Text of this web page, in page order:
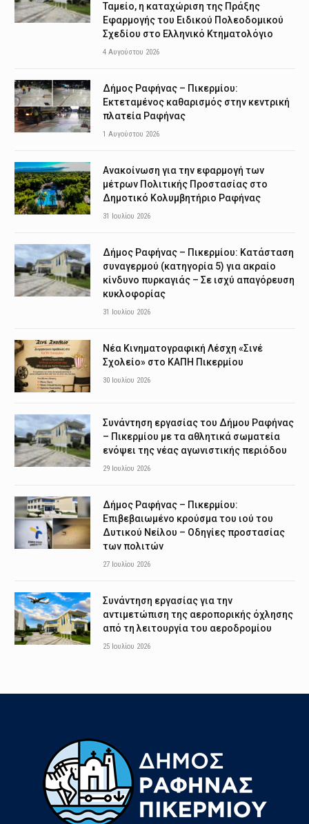
Ταμείο, η καταχώριση της Πράξης
Εφαρμογής του Ειδικού Πολεοδομικού
Σχεδίου στο Ελληνικό Κτηματολόγιο
4 Αυγούστου 2026
Δήμος Ραφήνας – Πικερμίου:
Εκτεταμένος καθαρισμός στην κεντρική
πλατεία Ραφήνας
1 Αυγούστου 2026
Ανακοίνωση για την εφαρμογή των
μέτρων Πολιτικής Προστασίας στο
Δημοτικό Κολυμβητήριο Ραφήνας
31 Ιουλίου 2026
Δήμος Ραφήνας – Πικερμίου: Κατάσταση
συναγερμού (κατηγορία 5) για ακραίο
κίνδυνο πυρκαγιάς – Σε ισχύ απαγόρευση
κυκλοφορίας
31 Ιουλίου 2026
Νέα Κινηματογραφική Λέσχη «Σινέ
Σχολείο» στο ΚΑΠΗ Πικερμίου
30 Ιουλίου 2026
Συνάντηση εργασίας του Δήμου Ραφήνας
– Πικερμίου με τα αθλητικά σωματεία
ενόψει της νέας αγωνιστικής περιόδου
29 Ιουλίου 2026
Δήμος Ραφήνας – Πικερμίου:
Επιβεβαιωμένο κρούσμα του ιού του
Δυτικού Νείλου – Οδηγίες προστασίας
των πολιτών
27 Ιουλίου 2026
Συνάντηση εργασίας για την
αντιμετώπιση της αεροπορικής όχλησης
από τη λειτουργία του αεροδρομίου
25 Ιουλίου 2026